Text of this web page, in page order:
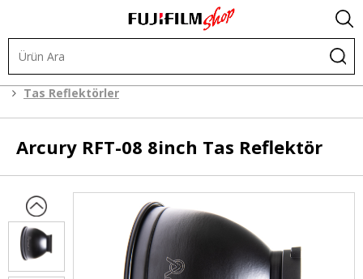
Tas Reflektörler
Arcury RFT-08 8inch Tas Reflektör